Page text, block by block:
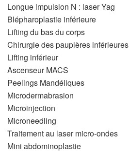
Longue impulsion N : laser Yag
Blépharoplastie inférieure
Lifting du bas du corps
Chirurgie des paupières inférieures
Lifting inférieur
Ascenseur MACS
Peelings Mandéliques
Microdermabrasion
Microinjection
Microneedling
Traitement au laser micro-ondes
Mini abdominoplastie